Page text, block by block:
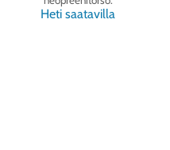
Heti saatavilla